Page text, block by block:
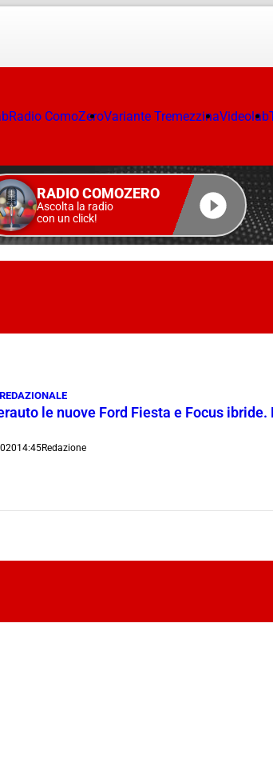
Radio ComoZeroVariante TremezzinaVideolab
RADIO COMOZERO
Ascolta la radio
con un click!
le nuove Ford Fiesta e Focus
14:45Redazione